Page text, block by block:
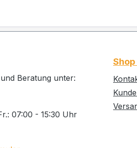
Beratung unter:
07:00 - 15:30 Uhr